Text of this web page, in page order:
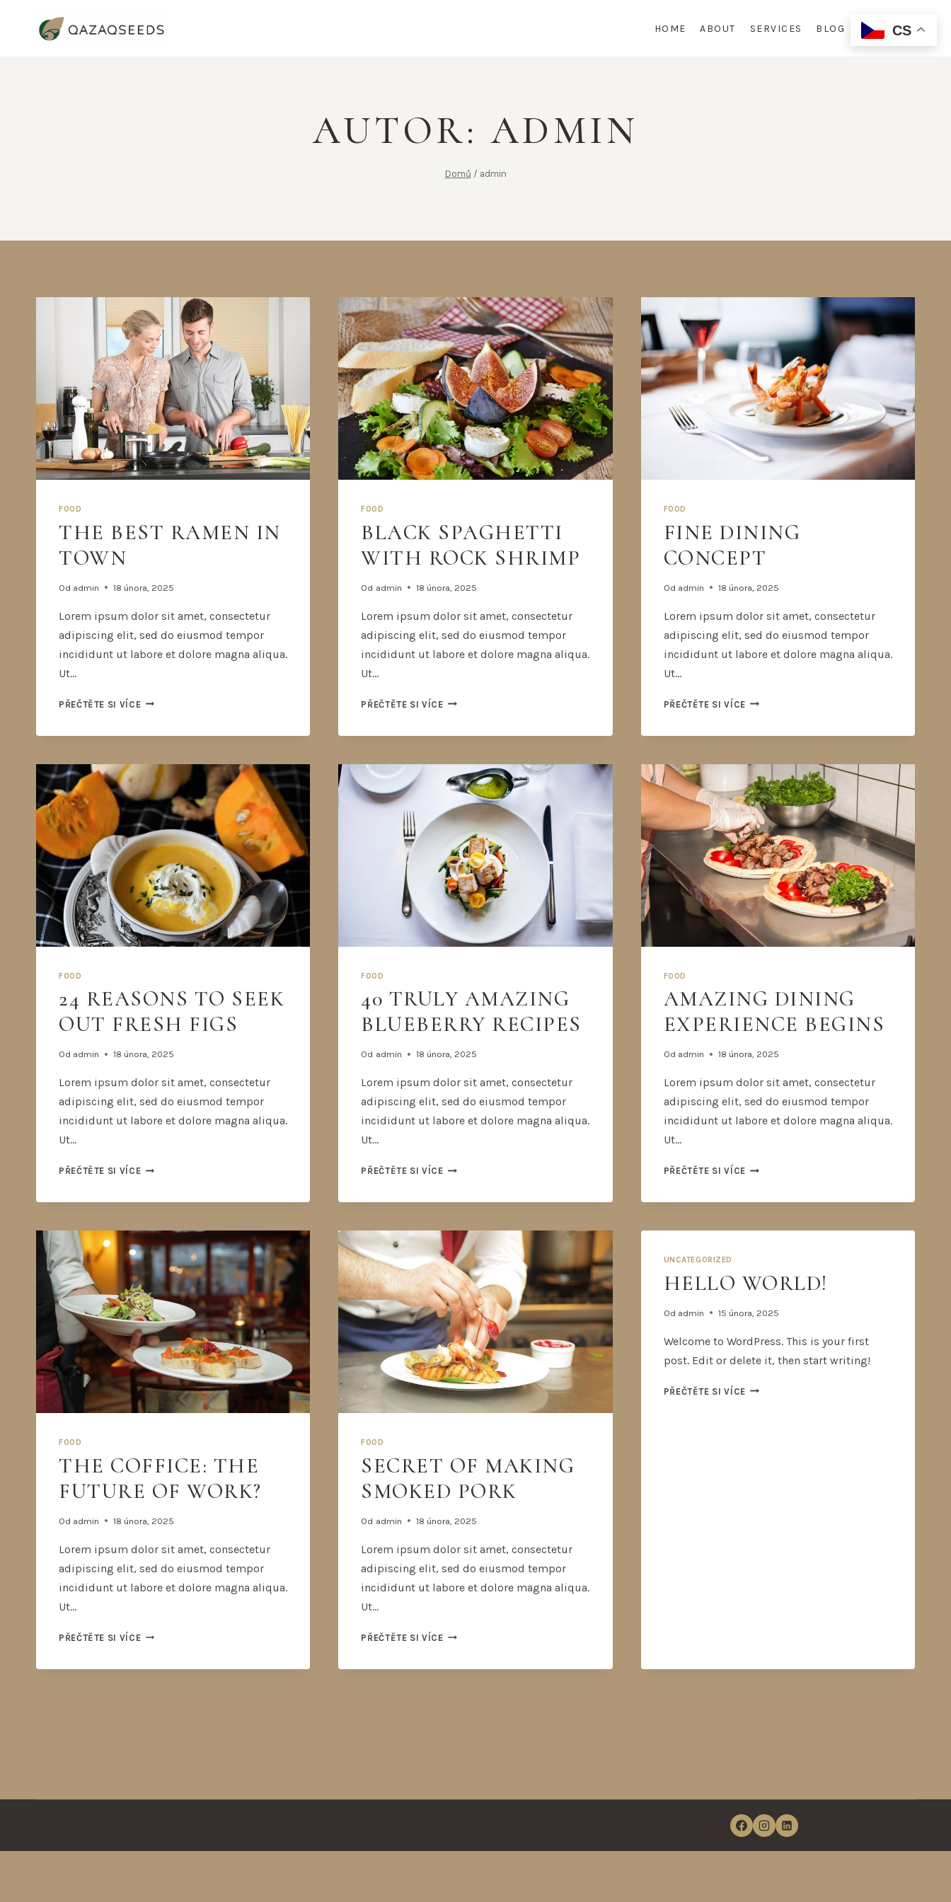
HOME ABOUT SERVICES BLOG CONTACT
AUTOR: ADMIN
Domů / admin
FOOD
THE BEST RAMEN IN
TOWN
Od admin 18 února, 2025
Lorem ipsum dolor sit amet, consectetur
adipiscing elit, sed do eiusmod tempor
incididunt ut labore et dolore magna aliqua.
Ut…
PŘEČTĚTE SI VÍCE
FOOD
BLACK SPAGHETTI
WITH ROCK SHRIMP
Od admin 18 února, 2025
Lorem ipsum dolor sit amet, consectetur
adipiscing elit, sed do eiusmod tempor
incididunt ut labore et dolore magna aliqua.
Ut…
PŘEČTĚTE SI VÍCE
FOOD
FINE DINING
CONCEPT
Od admin 18 února, 2025
Lorem ipsum dolor sit amet, consectetur
adipiscing elit, sed do eiusmod tempor
incididunt ut labore et dolore magna aliqua.
Ut…
PŘEČTĚTE SI VÍCE
FOOD
24 REASONS TO SEEK
OUT FRESH FIGS
Od admin 18 února, 2025
Lorem ipsum dolor sit amet, consectetur
adipiscing elit, sed do eiusmod tempor
incididunt ut labore et dolore magna aliqua.
Ut…
PŘEČTĚTE SI VÍCE
FOOD
40 TRULY AMAZING
BLUEBERRY RECIPES
Od admin 18 února, 2025
Lorem ipsum dolor sit amet, consectetur
adipiscing elit, sed do eiusmod tempor
incididunt ut labore et dolore magna aliqua.
Ut…
PŘEČTĚTE SI VÍCE
FOOD
AMAZING DINING
EXPERIENCE BEGINS
Od admin 18 února, 2025
Lorem ipsum dolor sit amet, consectetur
adipiscing elit, sed do eiusmod tempor
incididunt ut labore et dolore magna aliqua.
Ut…
PŘEČTĚTE SI VÍCE
FOOD
THE COFFICE: THE
FUTURE OF WORK?
Od admin 18 února, 2025
Lorem ipsum dolor sit amet, consectetur
adipiscing elit, sed do eiusmod tempor
incididunt ut labore et dolore magna aliqua.
Ut…
PŘEČTĚTE SI VÍCE
FOOD
SECRET OF MAKING
SMOKED PORK
Od admin 18 února, 2025
Lorem ipsum dolor sit amet, consectetur
adipiscing elit, sed do eiusmod tempor
incididunt ut labore et dolore magna aliqua.
Ut…
PŘEČTĚTE SI VÍCE
UNCATEGORIZED
HELLO WORLD!
Od admin 15 února, 2025
Welcome to WordPress. This is your first
post. Edit or delete it, then start writing!
PŘEČTĚTE SI VÍCE
CS